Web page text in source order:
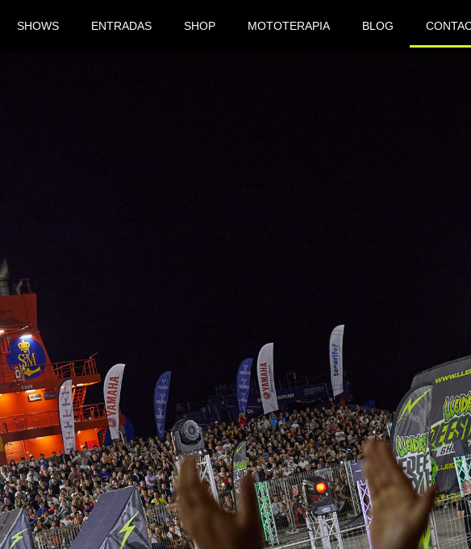
SHOWS ENTRADAS SHOP MOTOTERAPIA BLOG